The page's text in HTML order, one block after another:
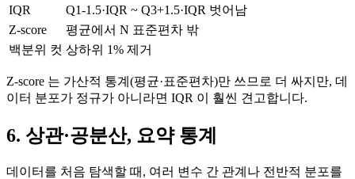
IQR
Q1-1.5·IQR ~ Q3+1.5·IQR 벗어남
Z-score
평균에서 N 표준편차 밖
백분위 컷 상하위 1% 제거
Z-score 는 가산적 통계(평균·표준편차)만 쓰므로 더 싸지만, 데
이터 분포가 정규가 아니라면 IQR 이 훨씬 견고합니다.
6. 상관·공분산, 요약 통계
데이터를 처음 탐색할 때, 여러 변수 간 관계나 전반적 분포를